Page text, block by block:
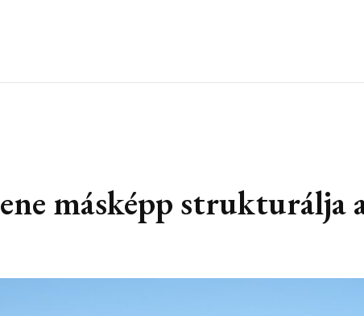
másképp strukturálja